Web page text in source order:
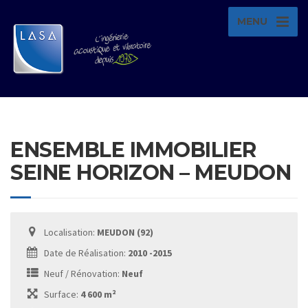
MENU
ENSEMBLE IMMOBILIER
SEINE HORIZON – MEUDON
Localisation: MEUDON (92)
Date de Réalisation: 2010 -2015
Neuf / Rénovation: Neuf
Surface: 4 600 m²